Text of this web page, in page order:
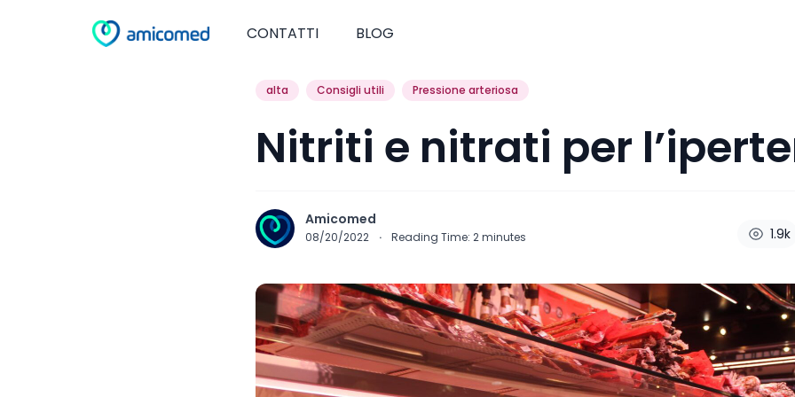
CONTATTI BLOG
alta Consigli utili Pressione arteriosa
Nitriti e nitrati per
Amicomed
08/20/2022 · Reading Time: 2minutes 1.9k